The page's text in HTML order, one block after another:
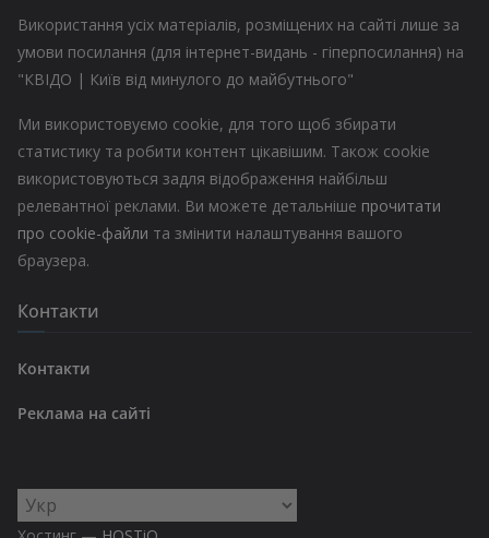
Використання усіх матеріалів, розміщених на сайті лише за
умови посилання (для інтернет-видань - гіперпосилання) на
"КВІДО | Київ від минулого до майбутнього"
Ми використовуємо cookie, для того щоб збирати
статистику та робити контент цікавішим. Також cookie
використовуються задля відображення найбільш
релевантної реклами. Ви можете детальніше прочитати
про cookie-файли та змінити налаштування вашого
браузера.
Контакти
Контакти
Реклама на сайті
Вибрати
мову